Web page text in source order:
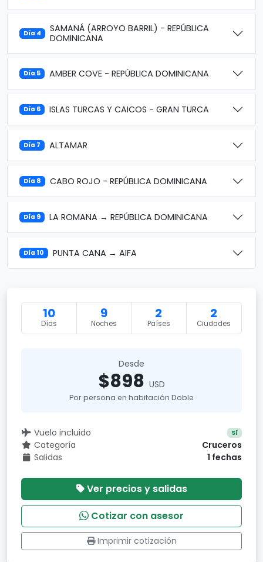
Día 4
SAMANÁ (ARROYO BARRIL) - REPÚBLICA
DOMINICANA
Día 5 AMBER COVE - REPÚBLICA DOMINICANA
Día 6 ISLAS TURCAS Y CAICOS - GRAN TURCA
Día 7 ALTAMAR
Día 8 CABO ROJO - REPÚBLICA DOMINICANA
Día 9 LA ROMANA → REPÚBLICA DOMINICANA
Día 10 PUNTA CANA → AIFA
10
Días
9
Noches
2
Países
2
Ciudades
Desde
$898 USD
Por persona en habitación Doble
Vuelo incluido Sí
Categoría
Cruceros
Salidas
1 fechas
Ver precios y salidas
Cotizar con asesor
Imprimir cotización